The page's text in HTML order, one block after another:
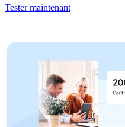
Tester maintenant